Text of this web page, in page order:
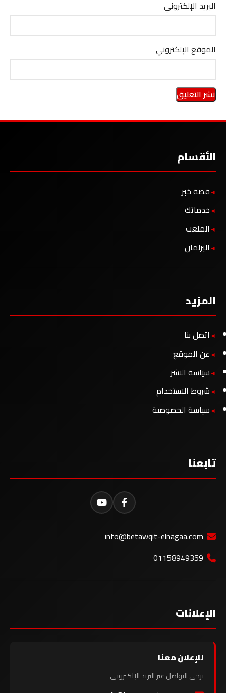
البريد الإلكتروني
الموقع الإلكتروني
الأقسام
قصة خبر
خدماتك
الملعب
البرلمان
المزيد
اتصل بنا
عن الموقع
سياسة النشر
شروط الاستخدام
سياسة الخصوصية
تابعنا
info@betawqit-elnagaa.com
01158949359
الإعلانات
للإعلان معنا
يرجى التواصل عبر البريد الإلكتروني